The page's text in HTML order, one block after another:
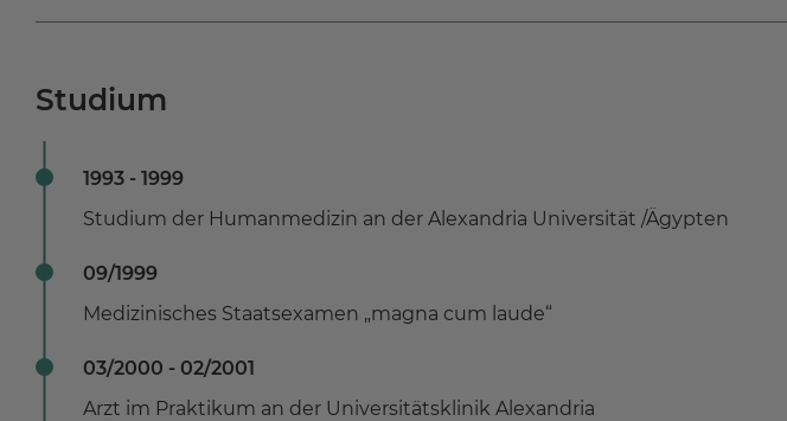
Studium
1993 - 1999
Studium der Humanmedizin an der Alexandria Universität /Ägypten
09/1999
Medizinisches Staatsexamen „magna cum laude“
03/2000 - 02/2001
Arzt im Praktikum an der Universitätsklinik Alexandria